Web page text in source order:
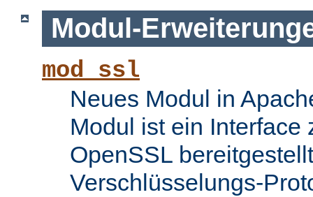
Modul-
mod_ssl
Neues Modul in
Modul ist ein Interface
OpenSSL
Verschlüsselungs-